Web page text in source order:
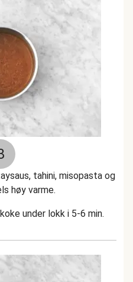
tahini, misopasta og
høy varme.
under lokk i 5-6 min.